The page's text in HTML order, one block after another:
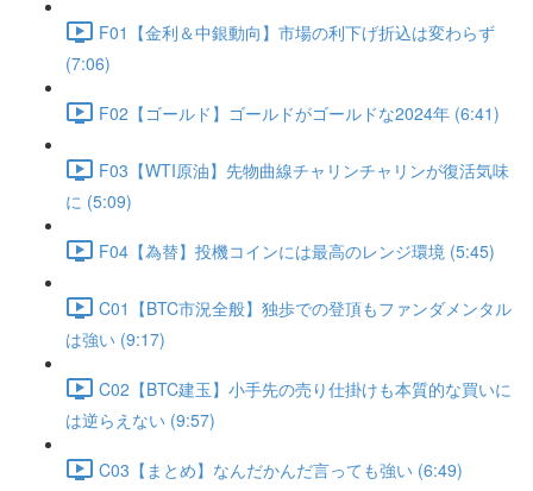
F01【金利＆中銀動向】市場の利下げ折込は変わらず
(7:06)
F02【ゴールド】ゴールドがゴールドな2024年 (6:41)
F03【WTI原油】先物曲線チャリンチャリンが復活気味
に (5:09)
F04【為替】投機コインには最高のレンジ環境 (5:45)
C01【BTC市況全般】独歩での登頂もファンダメンタル
は強い (9:17)
C02【BTC建玉】小手先の売り仕掛けも本質的な買いに
は逆らえない (9:57)
C03【まとめ】なんだかんだ言っても強い (6:49)